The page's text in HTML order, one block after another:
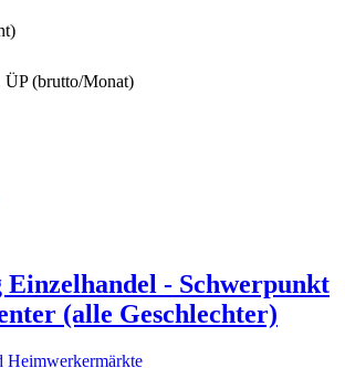
(brutto/Monat)
- Schwerpunkt
(alle Geschlechter)
Heimwerkermärkte